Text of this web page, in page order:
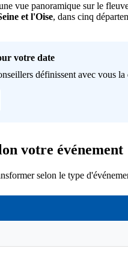
vue panoramique sur le
et l'Oise, dans cinq
votre date
définissent avec vous
votre événement
selon le type